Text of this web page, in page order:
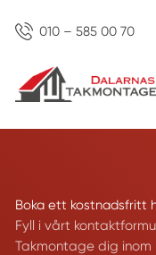
010 – 585 00 70
Boka ett kostnadsfritt
Fyll i vårt
Takmontage dig